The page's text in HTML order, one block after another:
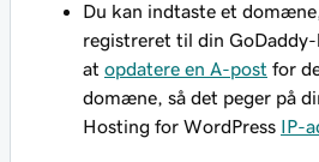
Du kan indtaste et
registreret til din
at opdatere en A-post for
domæne, så det peger på
Hosting for WordPress IP-